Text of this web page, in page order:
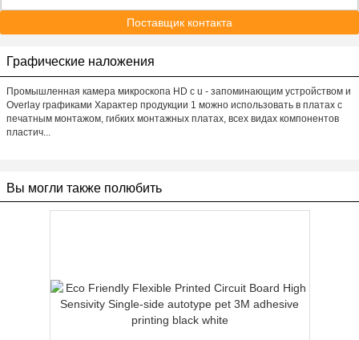
Поставщик контакта
Графические наложения
Промышленная камера микроскопа HD с u - запоминающим устройством и
Overlay графиками Характер продукции 1 можно использовать в платах с
печатным монтажом, гибких монтажных платах, всех видах компонентов
пластич...
Вы могли также полюбить